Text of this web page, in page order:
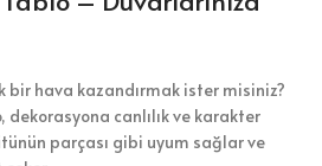
bir hava kazandırmak ister misiniz?
dekorasyona canlılık ve karakter
parçası gibi uyum sağlar ve